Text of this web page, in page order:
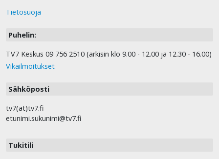
Tietosuoja
Puhelin:
TV7 Keskus 09 756 2510 (arkisin klo 9.00 - 12.00 ja 12.30 - 16.00)
Vikailmoitukset
Sähköposti
tv7(at)tv7.fi
etunimi.sukunimi@tv7.fi
Tukitili